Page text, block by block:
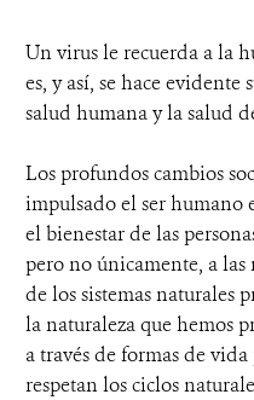
Un virus le recuerda a la
es, y así, se hace
salud humana y la salud
Los profundos cambios
impulsado el ser humano
el bienestar de las
pero no únicamente, a
de los sistemas naturales
la naturaleza que hemos
a través de formas de
respetan los ciclos